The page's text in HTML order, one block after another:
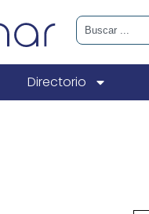
Directorio